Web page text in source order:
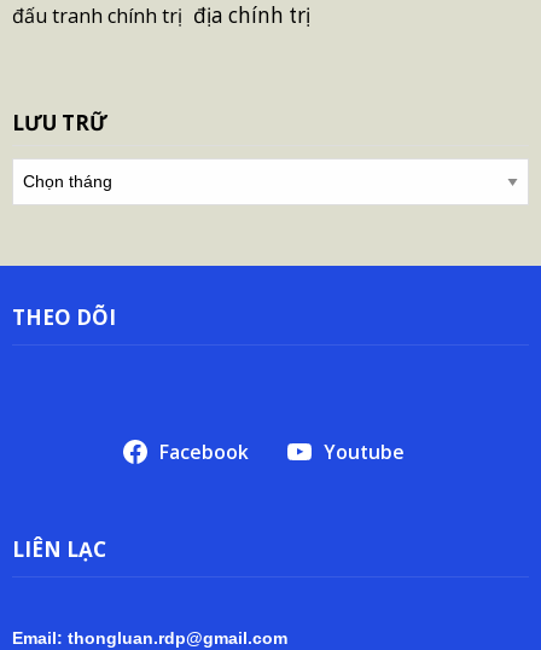
đấu tranh chính trị địa chính trị
LƯU TRỮ
Lưu
THEO DÕI
Facebook Youtube
LIÊN LẠC
Email: thongluan.rdp@gmail.com